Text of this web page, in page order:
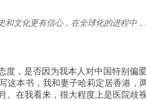
和文化更有信心，在全球化的进程中
度，是否因为我本人对中国特别偏
这本书，我和妻子哈莉定居香港，
。在我看来，很大程度上是医院歧